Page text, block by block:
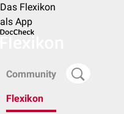
Das Flexikon
als App
Community
Flexikon